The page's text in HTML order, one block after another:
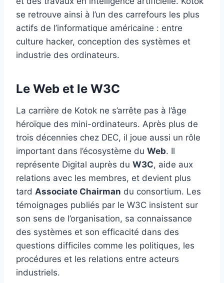
se retrouve ainsi à l’un des carrefours les plus
actifs de l’informatique américaine : entre
culture hacker, conception des systèmes et
industrie des ordinateurs.
Le Web et le W3C
La carrière de Kotok ne s’arrête pas à l’âge
héroïque des mini-ordinateurs. Après plus de
trois décennies chez DEC, il joue aussi un rôle
important dans l’écosystème du Web. Il
représente Digital auprès du W3C, aide aux
relations avec les membres, et devient plus
tard Associate Chairman du consortium. Les
témoignages publiés par le W3C insistent sur
son sens de l’organisation, sa connaissance
des systèmes et son efficacité dans des
questions difficiles comme les politiques, les
procédures et les relations entre acteurs
industriels.